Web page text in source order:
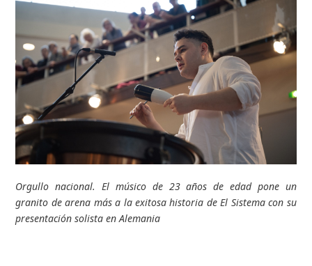
Orgullo nacional. El músico de 23 años de edad pone un
granito de arena más a la exitosa historia de El Sistema con su
presentación solista en Alemania